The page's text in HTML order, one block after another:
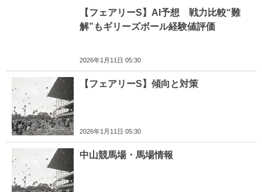
【フェアリーS】AI予想 戦力比較“難
解”もギリーズボール経験値評価
2026年1月11日 05:30
【フェアリーS】傾向と対策
2026年1月11日 05:30
中山競馬場・馬場情報